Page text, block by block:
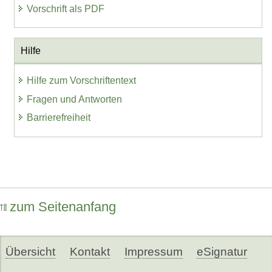
Vorschrift als PDF
Hilfe
Hilfe zum Vorschriftentext
Fragen und Antworten
Barrierefreiheit
zum Seitenanfang
Übersicht Kontakt Impressum eSignatur